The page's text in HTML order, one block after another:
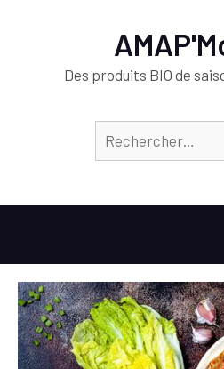
Des produits BIO de